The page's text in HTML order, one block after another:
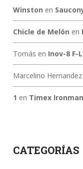
Winston en
Chicle de Melón en
Tomás en Inov-8 F-
Marcelino
1 en Timex
CATEGORÍAS